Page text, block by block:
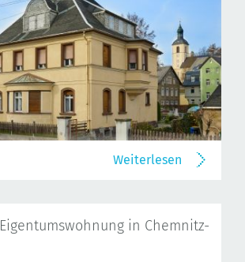
Weiterlesen
Eigentumswohnung in Chemnitz-